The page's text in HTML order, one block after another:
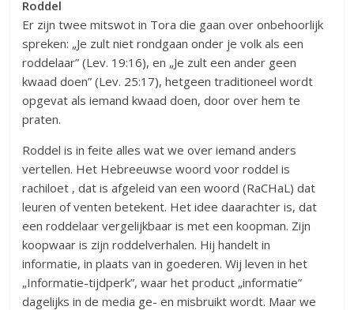
Roddel
Er zijn twee mitswot in Tora die gaan over onbehoorlijk
spreken: „Je zult niet rondgaan onder je volk als een
roddelaar” (Lev. 19:16), en „Je zult een ander geen
kwaad doen” (Lev. 25:17), hetgeen traditioneel wordt
opgevat als iemand kwaad doen, door over hem te
praten.
Roddel is in feite alles wat we over iemand anders
vertellen. Het Hebreeuwse woord voor roddel is
rachiloet , dat is afgeleid van een woord (RaCHaL) dat
leuren of venten betekent. Het idee daarachter is, dat
een roddelaar vergelijkbaar is met een koopman. Zijn
koopwaar is zijn roddelverhalen. Hij handelt in
informatie, in plaats van in goederen. Wij leven in het
„Informatie-tijdperk”, waar het product „informatie”
dagelijks in de media ge- en misbruikt wordt. Maar we